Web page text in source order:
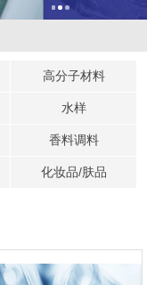
高分子材料
水样
香料调料
化妆品/肤品